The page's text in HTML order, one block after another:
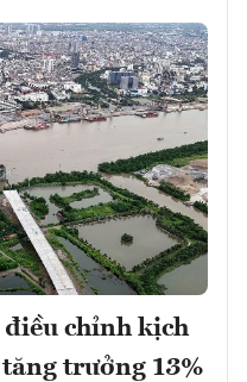
chỉnh kịch
trưởng 13%